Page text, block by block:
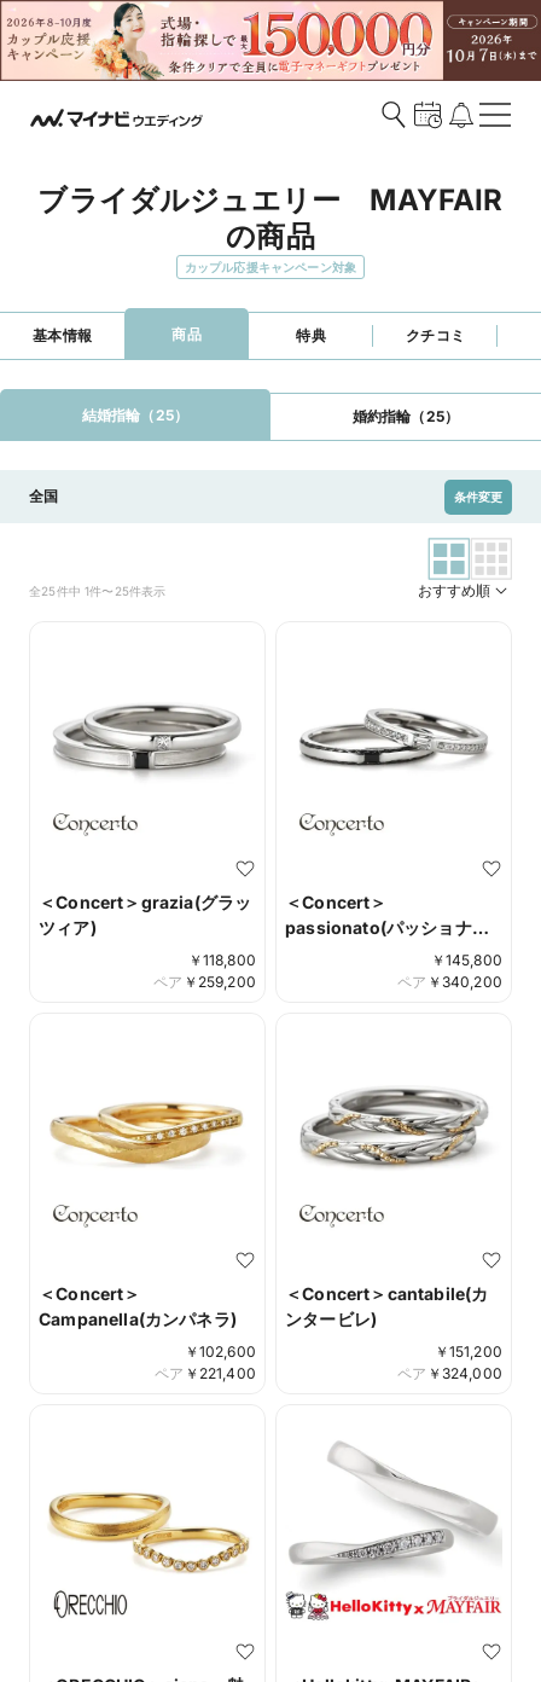
ブライダルジュエリー　MAYFAIR
の商品
カップル応援キャンペーン対象
基本情報 商品 特典 クチコミ
結婚指輪（25） 婚約指輪（25）
全国 条件変更
全25件中 1件〜25件表示 おすすめ順
＜Concert＞grazia(グラッ
ツィア)
￥ 118,800
￥ 259,200
ペア
＜Concert＞
passionato(パッショナー
￥ 145,800
￥ 340,200
ペア
＜Concert＞
Campanella(カンパネラ)
￥ 102,600
￥ 221,400
ペア
＜Concert＞cantabile(カ
ンタービレ)
￥ 151,200
￥ 324,000
ペア